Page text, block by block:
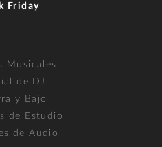
Friday
Musicales
de DJ
y Bajo
de Estudio
de Audio